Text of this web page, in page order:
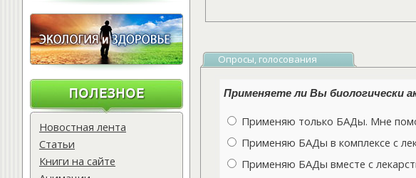
Новостная лента
Статьи
Книги на сайте
Опросы, голосования
Применяете ли Вы биологически
Применяю только БАДы. Мне
Применяю БАДы в комплексе с
Применяю БАДы вместе с